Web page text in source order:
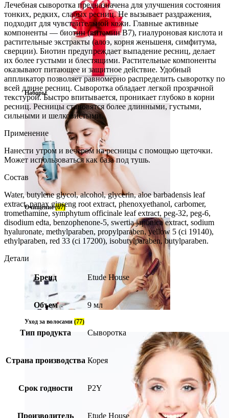
Наборы
Очищение(67)
Уход за волосами (77)
Лечебная сыворотка предназначена для улучшения состояния
тонких, редких, слабых ресниц. Не вызывает раздражения,
подходит для чувствительной кожи. Главные активные
компоненты — биотин (витамин В7), гиалуроновая кислота и
растительные экстракты (алоэ, корня женьшеня, симфитума,
сверции). Биотин предупреждает выпадение ресниц, делает
их более густыми и блестящими. Растительные компоненты
оказывают питающее и защитное действие. Удобный
аппликатор позволяет равномерно распределить сыворотку по
всей длине ресниц. Сыворотка обладает легкой прозрачной
текстурой. Быстро впитывается, проникает глубоко в корни
ресниц. Ресницы становятся более длинными, густыми,
сильными и шелковистыми.
Применение
Нанести утром и вечером на ресницы с помощью щеточки.
Может использоваться как база под тушь.
Состав
Water, butylene glycol, alcohol, glycerin, aloe barbadensis leaf
extract, panax ginseng root extract, phenoxyethanol, carbomer,
tromethamine, symphytum officinale leaf extract, peg-32, peg-6,
disodium edta, benzophenone-5, swertia japonica extract, sodium
hyaluronate, methylparaben, propylparaben, yellow 5 (ci 19140),
ethylparaben, red 33 (ci 17200), isobutylparaben, butylparaben.
Детали
Бренд Etude House
Объем 9 мл
Тип продукта Сыворотка
Страна производства Корея
Срок годности P2Y
Производитель Etude House